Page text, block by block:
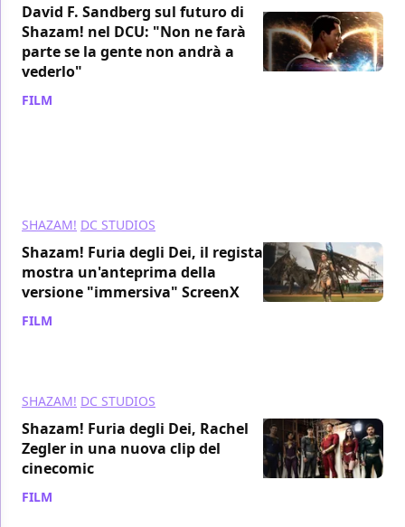
David F. Sandberg sul futuro di
Shazam! nel DCU: "Non ne farà
parte se la gente non andrà a
vederlo"
FILM
SHAZAM! DC STUDIOS
Shazam! Furia degli Dei, il regista
mostra un'anteprima della
versione "immersiva" ScreenX
FILM
SHAZAM! DC STUDIOS
Shazam! Furia degli Dei, Rachel
Zegler in una nuova clip del
cinecomic
FILM